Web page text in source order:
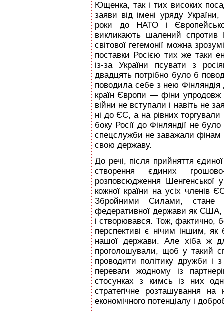
Ющенка, так і тих високих
заяви від імені уряду
роки до НАТО і
викликають шалений спротив
світової гегемонії можна
поставки Росією тих же таки
із-за України псувати з
двадцять потрібно було б
поводила себе з нею
країн Європи — фіни упродовж
війни не вступали і навіть не
ні до ЄС, а на рівних
боку Росії до Фінляндії не було
спецслужби не заважали фінам
свою державу.
До речі, після прийняття
створення єдиних
розповсюдження Шенгенської
кожної країни на усіх
Збройними Силами, стане
федеративної держави як США,
і створювався. Тож, фактично,
перспективі є нічим іншим,
нашої держави. Але хіба ж
проголошували, щоб у такий
проводити політику дружби
переваги жодному із
стосунках з кимсь із них
стратегічне розташування
економічного потенціалу і